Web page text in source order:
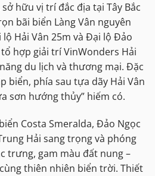
hữu vị trí đắc địa tại Tây Bắc
bãi biển Làng Vân nguyên
Hải Vân 25m và Đại lộ Đảo
hợp giải trí VinWonders Hải
du lịch và thương mại. Đặc
biển, phía sau tựa dãy Hải Vân
sơn hướng thủy” hiếm có.
Costa Smeralda, Đảo Ngọc
Hải sang trọng và phóng
trưng, gam màu đất nung –
thiên nhiên biển trời. Thiết